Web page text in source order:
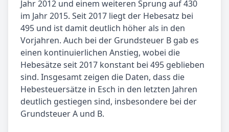
Jahr 2012 und einem weiteren Sprung auf 430
im Jahr 2015. Seit 2017 liegt der Hebesatz bei
495 und ist damit deutlich höher als in den
Vorjahren. Auch bei der Grundsteuer B gab es
einen kontinuierlichen Anstieg, wobei die
Hebesätze seit 2017 konstant bei 495 geblieben
sind. Insgesamt zeigen die Daten, dass die
Hebesteuersätze in Esch in den letzten Jahren
deutlich gestiegen sind, insbesondere bei der
Grundsteuer A und B.